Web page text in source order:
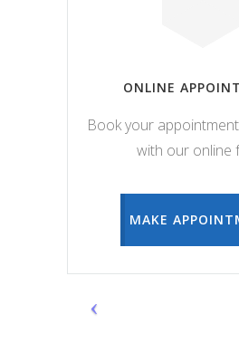
ONLINE
Book your
with our online
MAKE